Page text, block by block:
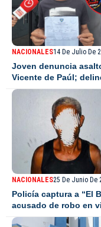
NACIONALES14 De Julio De
Joven denuncia
Vicente de Paúl;
NACIONALES25 De Junio De
Policía captura a “El
acusado de robo en